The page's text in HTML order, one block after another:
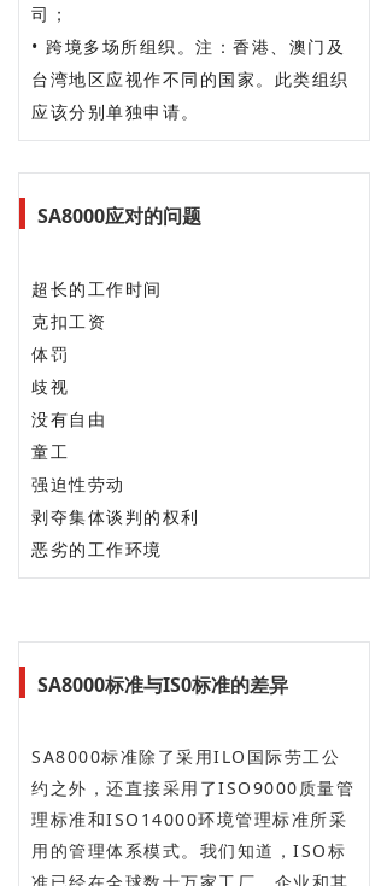
司；
• 跨境多场所组织。注：香港、澳门及
台湾地区应视作不同的国家。此类组织
应该分别单独申请。
SA8000应对的问题
超长的工作时间
克扣工资
体罚
歧视
没有自由
童工
强迫性劳动
剥夺集体谈判的权利
恶劣的工作环境
SA8000标准与IS0标准的差异
SA8000标准除了采用ILO国际劳工公
约之外，还直接采用了ISO9000质量管
理标准和ISO14000环境管理标准所采
用的管理体系模式。我们知道，ISO标